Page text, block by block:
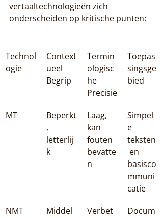
vertaaltechnologieën zich
onderscheiden op kritische punten:
Technol
ogie
Context
ueel
Begrip
Termin
ologisc
he
Precisie
Toepas
singsge
bied
MT
Beperkt
,
letterlij
k
Laag,
kan
fouten
bevatte
n
Simpel
e
teksten
en
basisco
mmuni
catie
NMT
Middel
Verbet
Docum